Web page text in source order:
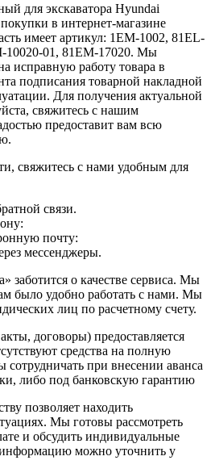
для экскаватора Hyundai
в интернет-магазине
имеет артикул: 1EM-1002, 81EL-
10020-01, 81EM-17020. Мы
исправную работу товара в
подписания товарной накладной
Для получения актуальной
свяжитесь с нашим
предоставит вам всю
свяжитесь с нами удобным для
связи.
почту:
мессенджеры.
заботится о качестве сервиса. Мы
было удобно работать с нами. Мы
лиц по расчетному счету.
договоры) предоставляется
средства на полную
сотрудничать при внесении аванса
либо под банковскую гарантию
позволяет находить
Мы готовы рассмотреть
и обсудить индивидуальные
можно уточнить у